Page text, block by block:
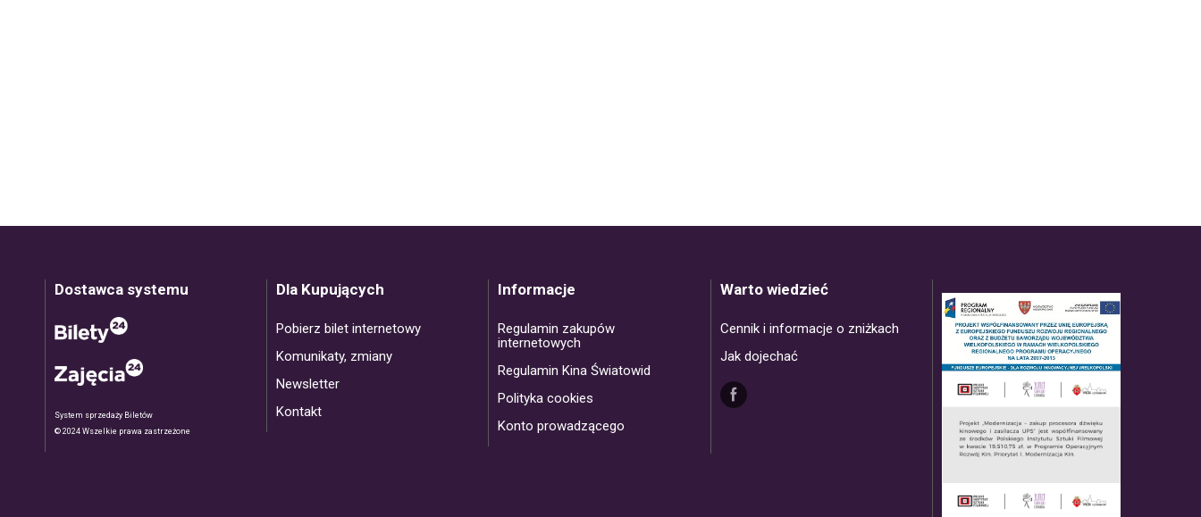
Dostawca systemu
System sprzedaży Biletów
© 2024 Wszelkie prawa zastrzeżone
Dla Kupujących
Pobierz bilet internetowy
Komunikaty, zmiany
Newsletter
Kontakt
Informacje
Regulamin zakupów
internetowych
Regulamin Kina Światowid
Polityka cookies
Konto prowadzącego
Warto wiedzieć
Cennik i informacje o zniżkach
Jak dojechać